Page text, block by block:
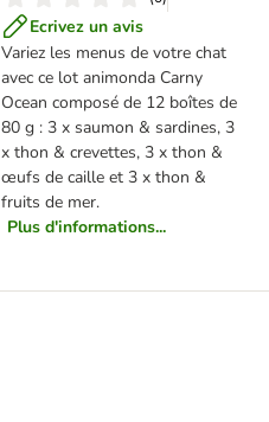
Ecrivez un avis
Variez les menus de votre chat
avec ce lot animonda Carny
Ocean composé de 12 boîtes de
80 g : 3 x saumon & sardines, 3
x thon & crevettes, 3 x thon &
œufs de caille et 3 x thon &
fruits de mer.
Plus d'informations...